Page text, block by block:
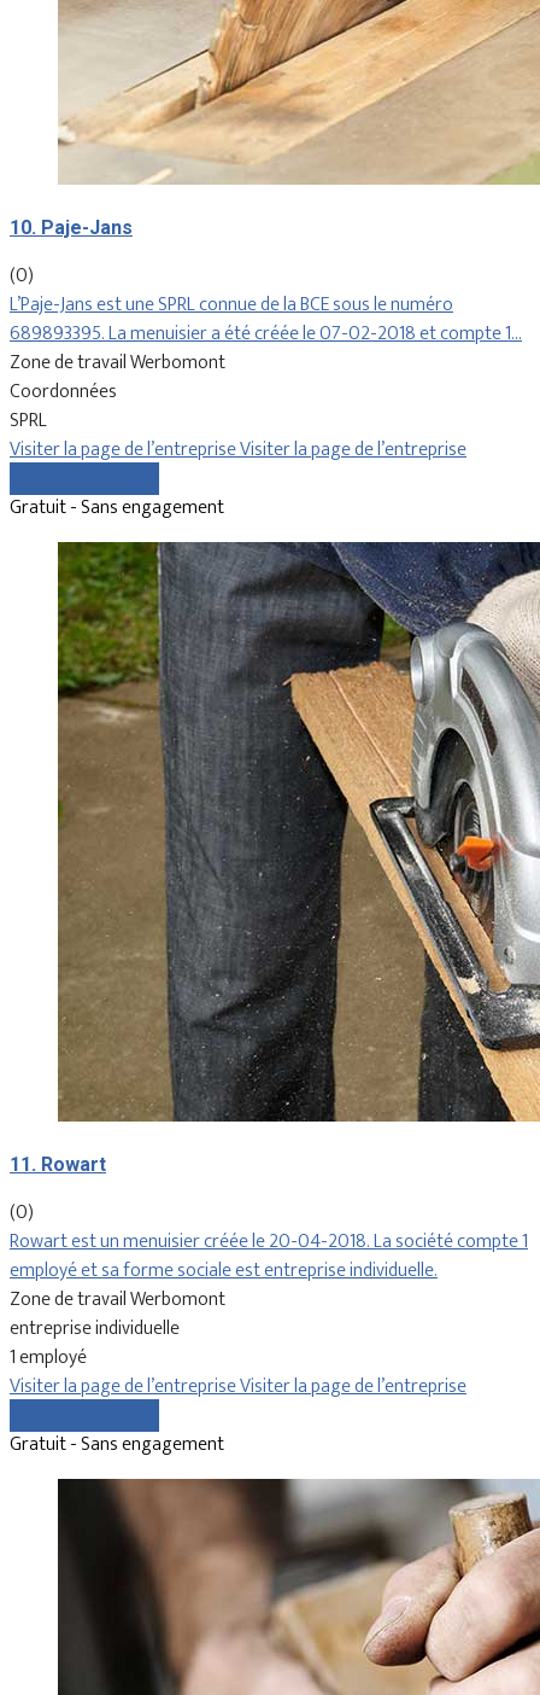
10. Paje-Jans
(0)
L’Paje-Jans est une SPRL connue de la BCE sous le numéro
689893395. La menuisier a été créée le 07-02-2018 et compte 1…
Zone de travail Werbomont
Coordonnées
SPRL
Visiter la page de l’entrepriseVisiter la page de l’entreprise
Gratuit - Sans engagement
11. Rowart
(0)
Rowart est un menuisier créée le 20-04-2018. La société compte 1
employé et sa forme sociale est entreprise individuelle.
Zone de travail Werbomont
entreprise individuelle
1 employé
Visiter la page de l’entrepriseVisiter la page de l’entreprise
Gratuit - Sans engagement